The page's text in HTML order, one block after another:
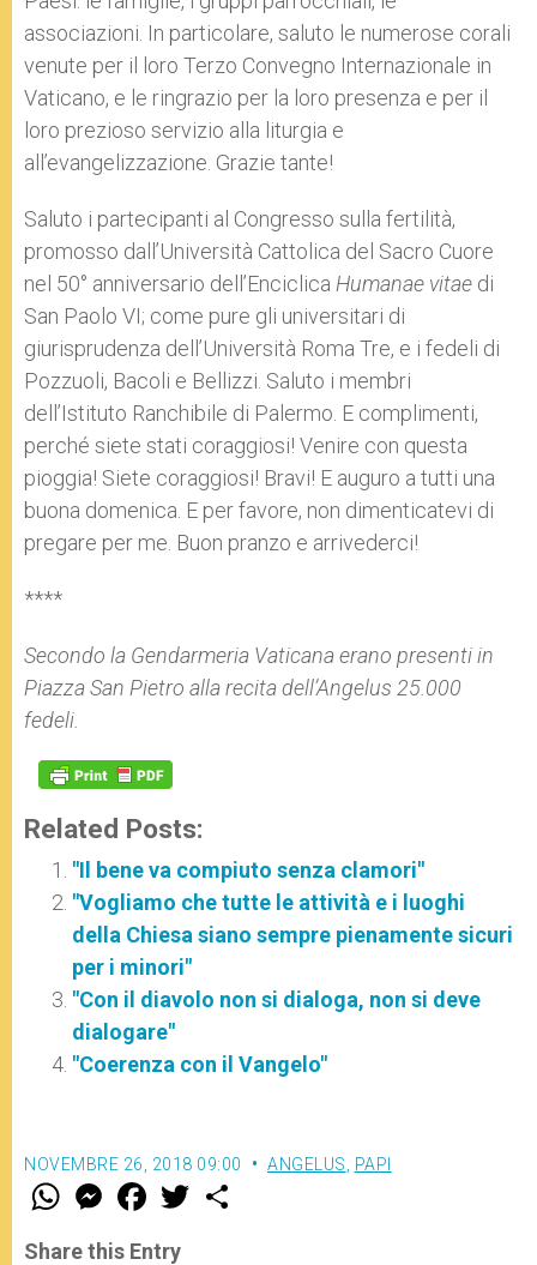
associazioni. In particolare, saluto le numerose corali
venute per il loro Terzo Convegno Internazionale in
Vaticano, e le ringrazio per la loro presenza e per il
loro prezioso servizio alla liturgia e
all’evangelizzazione. Grazie tante!
Saluto i partecipanti al Congresso sulla fertilità,
promosso dall’Università Cattolica del Sacro Cuore
nel 50° anniversario dell’Enciclica Humanae vitae di
San Paolo VI; come pure gli universitari di
giurisprudenza dell’Università Roma Tre, e i fedeli di
Pozzuoli, Bacoli e Bellizzi. Saluto i membri
dell’Istituto Ranchibile di Palermo. E complimenti,
perché siete stati coraggiosi! Venire con questa
pioggia! Siete coraggiosi! Bravi! E auguro a tutti una
buona domenica. E per favore, non dimenticatevi di
pregare per me. Buon pranzo e arrivederci!
****
Secondo la Gendarmeria Vaticana erano presenti in
Piazza San Pietro alla recita dell’Angelus 25.000
fedeli.
Related Posts:
"Il bene va compiuto senza clamori"
"Vogliamo che tutte le attività e i luoghi
della Chiesa siano sempre pienamente sicuri
per i minori"
"Con il diavolo non si dialoga, non si deve
dialogare"
"Coerenza con il Vangelo"
NOVEMBRE 26, 2018 09:00 ANGELUS PAPI
W
t
M
e
s
F
a
e
w
Share this Entry